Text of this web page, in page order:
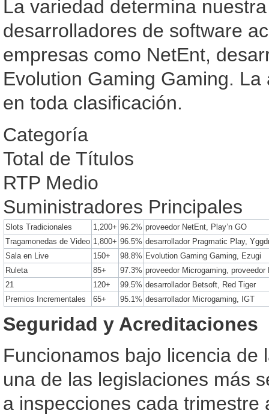
La variedad determina
desarrolladores de software
empresas como NetEnt,
Evolution Gaming Gaming.
en toda clasificación.
Categoría
Total de Títulos
RTP Medio
Suministradores Principales
Slots Tradicionales 1,200+ 96.2% proveedor NetEnt, Play’n GO
Tragamonedas de Video 1,800+ 96.5% desarrollador Pragmatic Play,
Sala en Live
150+ 98.8% Evolution Gaming Gaming, Ezugi
Ruleta
85+ 97.3% proveedor Microgaming, proveedor
21
120+ 99.5% desarrollador Betsoft, Red Tiger
Premios Incrementales
65+ 95.1% desarrollador Microgaming, IGT
Seguridad y Acreditaciones
Funcionamos bajo licencia de
una de las legislaciones más
a inspecciones cada